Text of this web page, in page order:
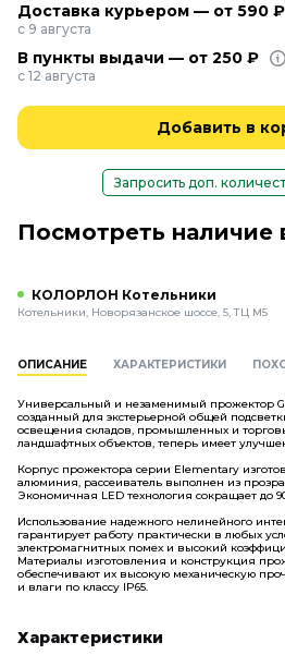
Доставка курьером — от 590 ₽
с 9 августа
В пункты выдачи — от 250 ₽
с 12 августа
Добавить в
Запросить доп.
Посмотреть наличие
КОЛОРЛОН Котельники
Котельники, Новорязанское шоссе, 5, ТЦ М5
ОПИСАНИЕ ХАРАКТЕРИСТИКИ
Универсальный и незаменимый прожектор
созданный для экстерьерной общей
освещения складов, промышленных и
ландшафтных объектов, теперь имеет
Корпус прожектора серии Elementary
алюминия, рассеиватель выполнен из
Экономичная LED технология сокращает до
Использование надежного нелинейного
гарантирует работу практически в любых
электромагнитных помех и высокий
Материалы изготовления и конструкция
обеспечивают их высокую механическую
и влаги по классу IP65.
Характеристики